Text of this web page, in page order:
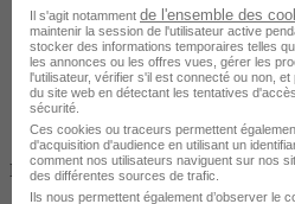
Demandeur d'emploi / Entreprise
Il s'agit notamment de l'ensemble des
maintenir la session de l'utilisateur active
stocker des informations temporaires telles
les annonces ou les offres vues, gérer les
l'utilisateur, vérifier s'il est connecté ou non,
du site web en détectant les tentatives
sécurité.
Ces cookies ou traceurs permettent
d'acquisition d'audience en utilisant un
comment nos utilisateurs naviguent sur nos
des différentes sources de trafic.
Ils nous permettent également d’observer le